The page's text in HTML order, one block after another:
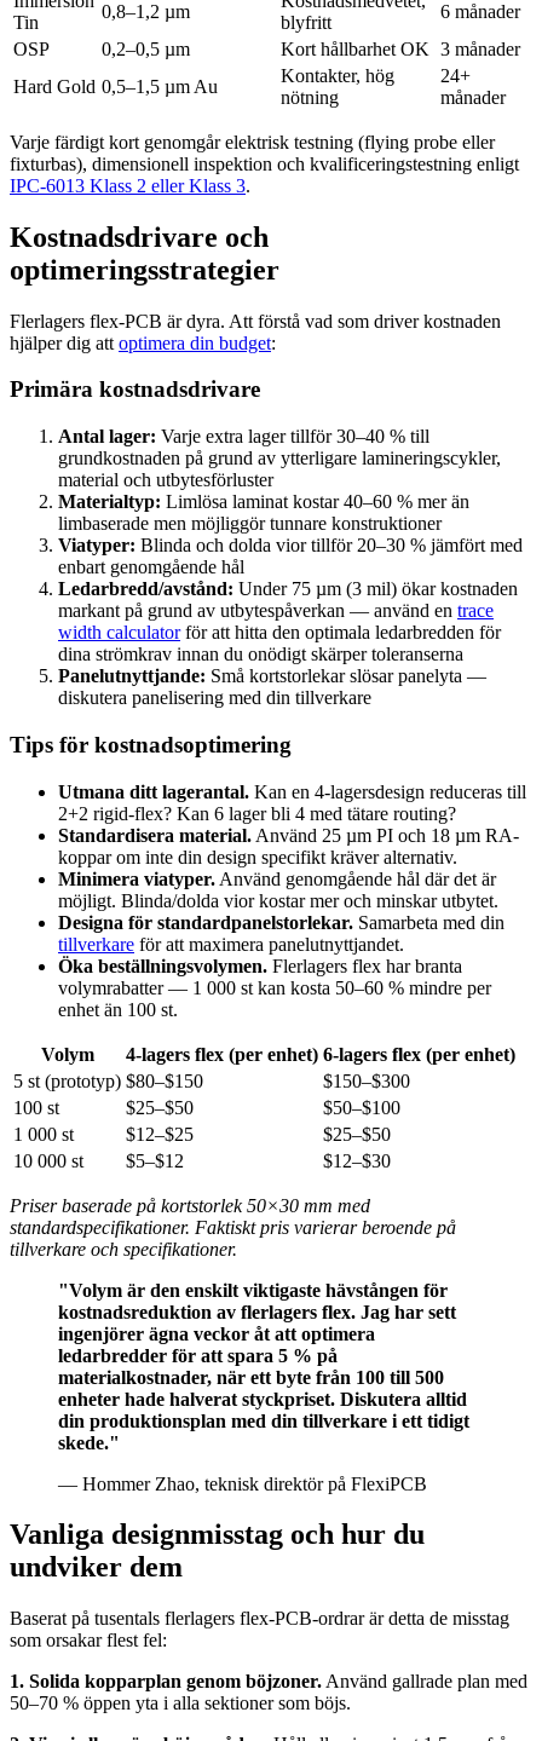
Tin
0,8–1,2 µm
blyfritt
6 månader
OSP
0,2–0,5 µm Kort hållbarhet OK 3 månader
Hard Gold 0,5–1,5 µm Au
Kontakter, hög
nötning
24+
månader
Varje färdigt kort genomgår elektrisk testning (flying probe eller
fixturbas), dimensionell inspektion och kvalificeringstestning enligt
IPC-6013 Klass 2 eller Klass 3.
Kostnadsdrivare och
optimeringsstrategier
Flerlagers flex-PCB är dyra. Att förstå vad som driver kostnaden
hjälper dig att optimera din budget:
Primära kostnadsdrivare
Antal lager: Varje extra lager tillför 30–40 % till
grundkostnaden på grund av ytterligare lamineringscykler,
material och utbytesförluster
Materialtyp: Limlösa laminat kostar 40–60 % mer än
limbaserade men möjliggör tunnare konstruktioner
Viatyper: Blinda och dolda vior tillför 20–30 % jämfört med
enbart genomgående hål
Ledarbredd/avstånd: Under 75 µm (3 mil) ökar kostnaden
markant på grund av utbytespåverkan — använd en trace
width calculatorför att hitta den optimala ledarbredden för
dina strömkrav innan du onödigt skärper toleranserna
Panelutnyttjande: Små kortstorlekar slösar panelyta —
diskutera panelisering med din tillverkare
Tips för kostnadsoptimering
Utmana ditt lagerantal. Kan en 4-lagersdesign reduceras till
2+2 rigid-flex? Kan 6 lager bli 4 med tätare routing?
Standardisera material. Använd 25 µm PI och 18 µm RA-
koppar om inte din design specifikt kräver alternativ.
Minimera viatyper. Använd genomgående hål där det är
möjligt. Blinda/dolda vior kostar mer och minskar utbytet.
Designa för standardpanelstorlekar. Samarbeta med din
tillverkare för att maximera panelutnyttjandet.
Öka beställningsvolymen. Flerlagers flex har branta
volymrabatter — 1 000 st kan kosta 50–60 % mindre per
enhet än 100 st.
Volym 4-lagers flex (per enhet) 6-lagers flex (per enhet)
5 st (prototyp) $80–$150
$150–$300
100 st
$25–$50
$50–$100
1 000 st
$12–$25
$25–$50
10 000 st
$5–$12 $12–$30
Priser baserade på kortstorlek 50×30 mm med
standardspecifikationer. Faktiskt pris varierar beroende på
tillverkare och specifikationer.
"Volym är den enskilt viktigaste hävstången för
kostnadsreduktion av flerlagers flex. Jag har sett
ingenjörer ägna veckor åt att optimera
ledarbredder för att spara 5 % på
materialkostnader, när ett byte från 100 till 500
enheter hade halverat styckpriset. Diskutera alltid
din produktionsplan med din tillverkare i ett tidigt
skede."
— Hommer Zhao, teknisk direktör på FlexiPCB
Vanliga designmisstag och hur du
undviker dem
Baserat på tusentals flerlagers flex-PCB-ordrar är detta de misstag
som orsakar flest fel:
1. Solida kopparplan genom böjzoner. Använd gallrade plan med
50–70 % öppen yta i alla sektioner som böjs.